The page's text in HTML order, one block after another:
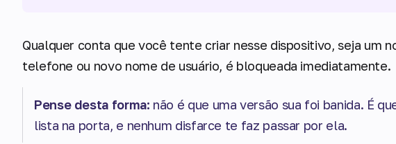
Qualquer conta que você tente criar nesse dispositivo, seja um
telefone ou novo nome de usuário, é bloqueada imediatamente.
Pense desta forma: não é que uma versão sua foi banida. É
lista na porta, e nenhum disfarce te faz passar por ela.